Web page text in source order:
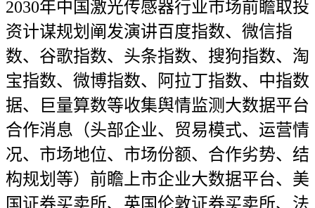
2030年中国激光传感器行业市场前瞻取投
资计谋规划阐发演讲百度指数、微信指
数、谷歌指数、头条指数、搜狗指数、淘
宝指数、微博指数、阿拉丁指数、中指数
据、巨量算数等收集舆情监测大数据平台
合作消息（头部企业、贸易模式、运营情
况、市场地位、市场份额、合作劣势、结
构规划等）前瞻上市企业大数据平台、美
国证券买卖所、英国伦敦证券买卖所、法